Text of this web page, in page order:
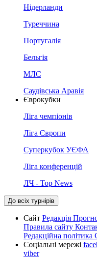
Нідерланди
Туреччина
Португалія
Бельгія
МЛС
Саудівська Аравія
Єврокубки
Ліга чемпіонів
Ліга Європи
Суперкубок УЄФА
Ліга конференцій
ЛЧ - Top News
До всіх турнірів
Сайт Редакція
Правила сайту
Редакційна політика
Соціальні мережі
viber